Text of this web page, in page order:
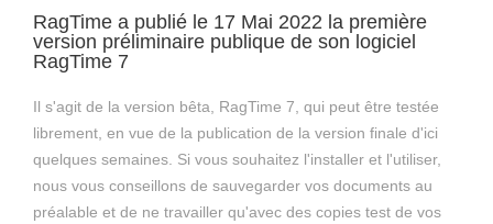
RagTime a publié le 17 Mai 2022 la première
version préliminaire publique de son logiciel
RagTime 7
Il s'agit de la version bêta, RagTime 7, qui peut être testée
librement, en vue de la publication de la version finale d'ici
quelques semaines. Si vous souhaitez l'installer et l'utiliser,
nous vous conseillons de sauvegarder vos documents au
préalable et de ne travailler qu'avec des copies test de vos